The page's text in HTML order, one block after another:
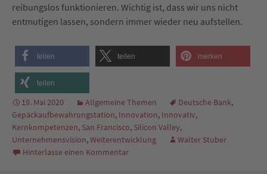
reibungslos funktionieren. Wichtig ist, dass wir uns nicht
entmutigen lassen, sondern immer wieder neu aufstellen.
teilen teilen merken
teilen
19. Mai 2020 Allgemeine Themen Deutsche Bank,
Gepäckaufbewahrungstation, Innovation, Innovativ,
Kernkompetenzen, San Francisco, Silicon Valley,
Unternehmensvision,Weiterentwicklung
Walter Stuber
Hinterlasse einen Kommentar